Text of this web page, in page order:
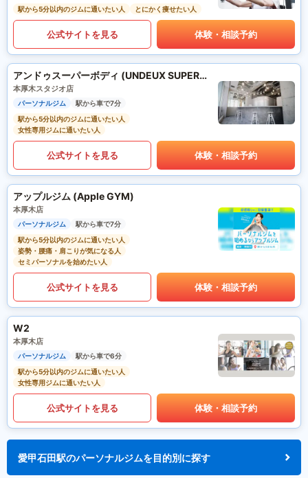
駅から5分以内のジムに通いたい人
とにかく痩せたい人
公式サイトを見る 体験・相談予約
アンドゥスーパーボディ (UNDEUX SUPERBODY)
本厚木スタジオ店
パーソナルジム
駅から車で7分
駅から5分以内のジムに通いたい人
女性専用ジムに通いたい人
公式サイトを見る 体験・相談予約
アップルジム (Apple GYM)
本厚木店
パーソナルジム
駅から車で7分
駅から5分以内のジムに通いたい人
姿勢・腰痛・肩こりが気になる人
セミパーソナルを始めたい人
公式サイトを見る 体験・相談予約
W2
本厚木店
パーソナルジム
駅から車で6分
駅から5分以内のジムに通いたい人
女性専用ジムに通いたい人
公式サイトを見る 体験・相談予約
愛甲石田駅のパーソナルジムを目的別に探す